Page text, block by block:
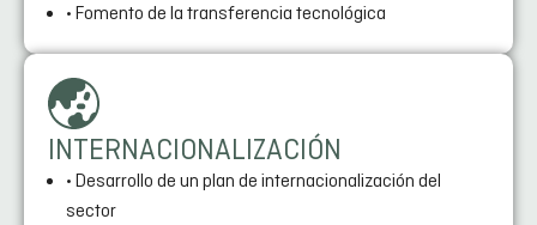
• Fomento de la transferencia tecnológica
INTERNACIONALIZACIÓN
• Desarrollo de un plan de internacionalización del
sector